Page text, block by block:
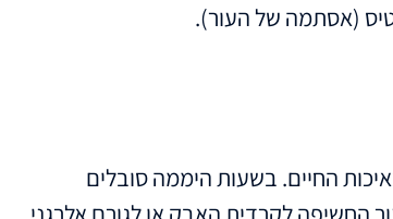
(אסתמה של העור).
החיים. בשעות היממה סובלים